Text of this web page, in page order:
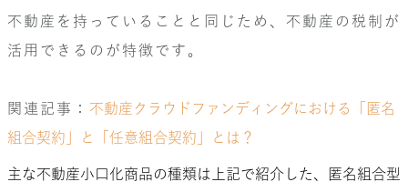
不動産を持っていることと同じため、不動産の税制が
活用できるのが特徴です。
関連記事： 不動産クラウドファンディングにおける「匿名
組合契約」と「任意組合契約」とは？
主な不動産小口化商品の種類は上記で紹介した、匿名組合型